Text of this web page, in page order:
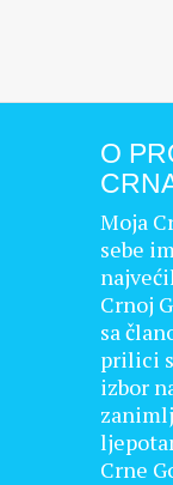
O
Moja
sebe
Crnoj
sa
prilici
izbor
Crne